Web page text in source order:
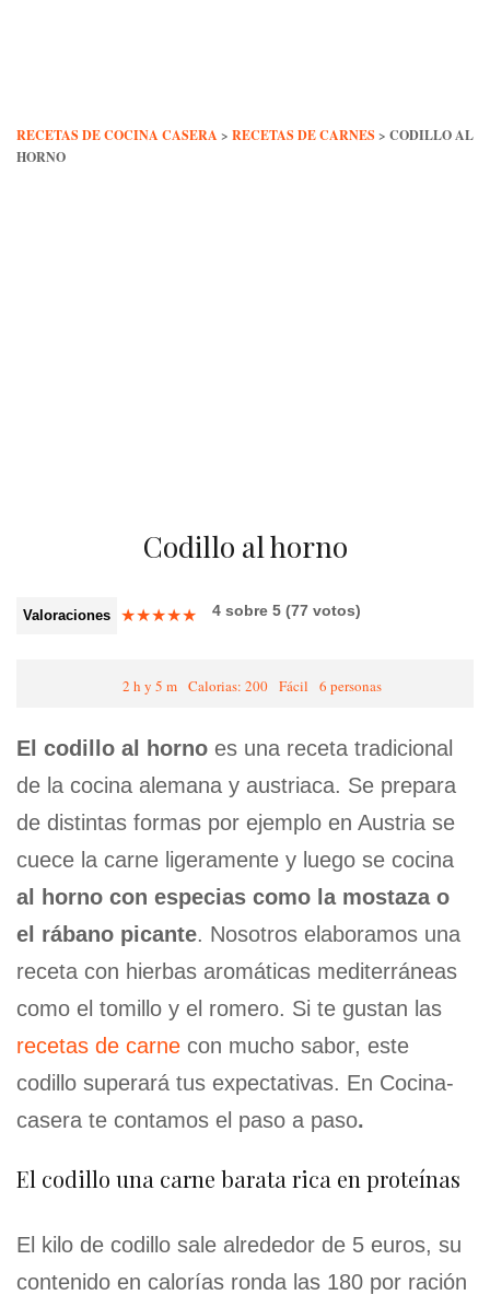
RECETAS DE COCINA CASERA > RECETAS DE CARNES > CODILLO AL
HORNO
Codillo al horno
Valoraciones ★★★★★ 4 sobre 5 (77 votos)
2 h y 5 m Calorias: 200 Fácil 6 personas
El codillo al horno es una receta tradicional
de la cocina alemana y austriaca. Se prepara
de distintas formas por ejemplo en Austria se
cuece la carne ligeramente y luego se cocina
al horno con especias como la mostaza o
el rábano picante. Nosotros elaboramos una
receta con hierbas aromáticas mediterráneas
como el tomillo y el romero. Si te gustan las
recetas de carne con mucho sabor, este
codillo superará tus expectativas. En Cocina-
casera te contamos el paso a paso.
El codillo una carne barata rica en proteínas
El kilo de codillo sale alrededor de 5 euros, su
contenido en calorías ronda las 180 por ración